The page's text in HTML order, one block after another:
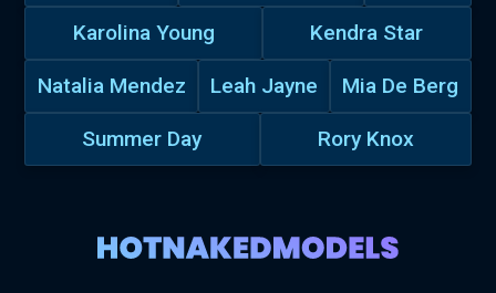
Karolina Young Kendra Star
Natalia Mendez Leah Jayne Mia De Berg
Summer Day Rory Knox